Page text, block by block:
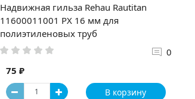
Надвижная гильза Rehau Rautitan
11600011001 PX 16 мм для
полиэтиленовых труб
0
75 ₽
В корзину